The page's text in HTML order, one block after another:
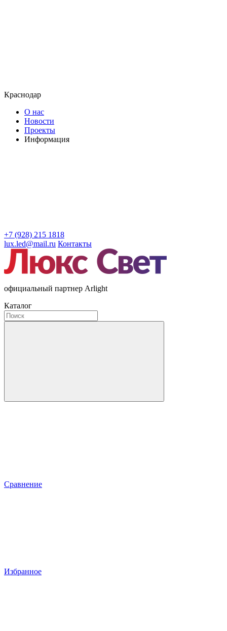
Краснодар
О нас
Новости
Проекты
Информация
+7 (928) 215 1818
lux.led@mail.ru Контакты
официальный партнер Arlight
Каталог
Сравнение
Избранное